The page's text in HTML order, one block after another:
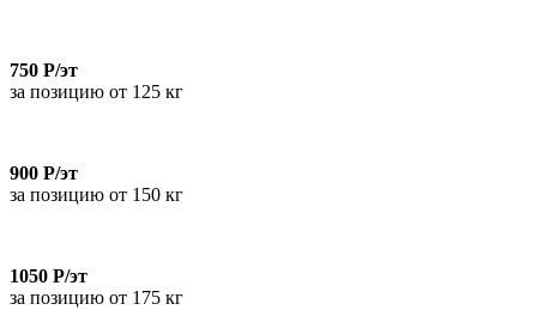
750 Р/эт
за позицию от 125 кг
900 Р/эт
за позицию от 150 кг
1050 Р/эт
за позицию от 175 кг